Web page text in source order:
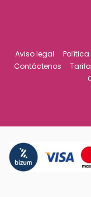
Aviso legal
Contáctenos